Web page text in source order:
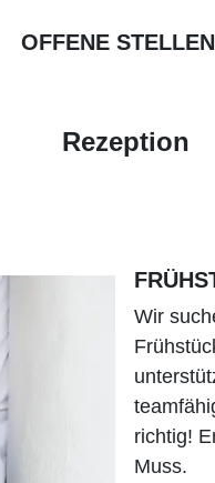
OFFENE STELLEN
Rezeption
Wir
richtig!
Muss.